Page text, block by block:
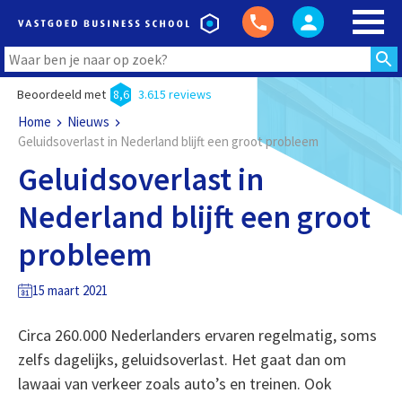
Beoordeeld met 8,6 3.615 reviews
Home
Nieuws
Geluidsoverlast in Nederland blijft een groot probleem
Geluidsoverlast in
Nederland blijft een groot
probleem
15 maart 2021
Circa 260.000 Nederlanders ervaren regelmatig, soms
zelfs dagelijks, geluidsoverlast. Het gaat dan om
lawaai van verkeer zoals auto’s en treinen. Ook